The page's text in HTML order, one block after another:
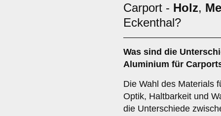
Carport - Holz,
Eckenthal?
Was sind die
Aluminium für
Die Wahl des Materials
Optik, Haltbarkeit und
die Unterschiede